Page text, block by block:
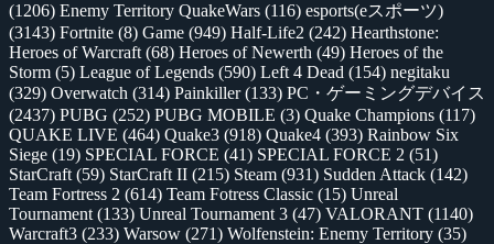
(1206) Enemy Territory QuakeWars (116) esports(eスポーツ)
(3143) Fortnite (8) Game (949) Half-Life2 (242) Hearthstone:
Heroes of Warcraft (68) Heroes of Newerth (49) Heroes of the
Storm (5) League of Legends (590) Left 4 Dead (154) negitaku
(329) Overwatch (314) Painkiller(133) PC・ゲーミングデバイス
(2437) PUBG (252) PUBG MOBILE (3) Quake Champions (117)
QUAKE LIVE (464) Quake3 (918) Quake4 (393) Rainbow Six
Siege (19) SPECIAL FORCE (41) SPECIAL FORCE 2 (51)
StarCraft (59) StarCraft II (215) Steam (931) Sudden Attack (142)
Team Fortress 2 (614) Team Fotress Classic (15) Unreal
Tournament (133) Unreal Tournament 3 (47) VALORANT (1140)
Warcraft3 (233) Warsow (271) Wolfenstein: Enemy Territory (35)